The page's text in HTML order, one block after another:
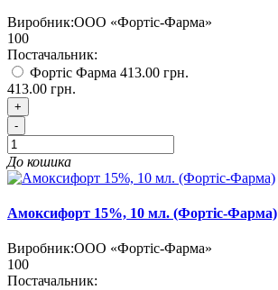
Виробник:ООО «Фортіс-Фарма»
100
Постачальник:
Фортіс Фарма 413.00 грн.
413.00 грн.
+
-
До кошика
Амоксифорт 15%, 10 мл. (Фортіс-Фарма)
Виробник:ООО «Фортіс-Фарма»
100
Постачальник: